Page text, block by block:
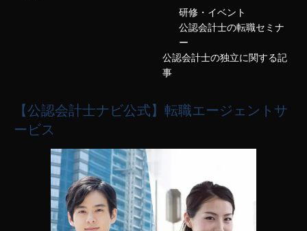
研修・イベント
公認会計士の転職セミナ
ー
公認会計士の独立に関する記
事
【公認会計士ナビ公式】転職エージェントサ
ービス